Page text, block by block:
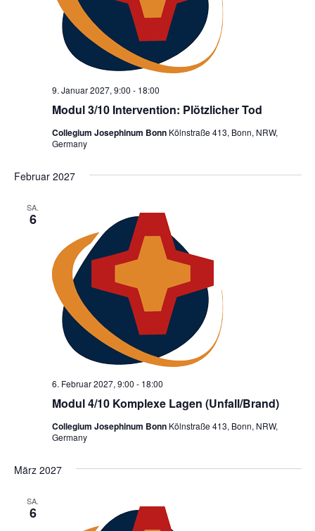
Modul 3/10 Intervention: Plötzlicher Tod
9. Januar 2027, 9:00 - 18:00
Collegium Josephinum Bonn Kölnstraße 413, Bonn, NRW,
Germany
Februar 2027
SA.
6
Modul 4/10 Komplexe Lagen (Unfall/Brand)
6. Februar 2027, 9:00 - 18:00
Collegium Josephinum Bonn Kölnstraße 413, Bonn, NRW,
Germany
März 2027
SA.
6